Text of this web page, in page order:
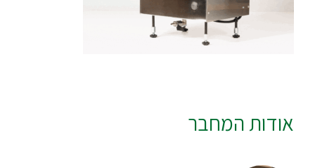
אודות המחבר